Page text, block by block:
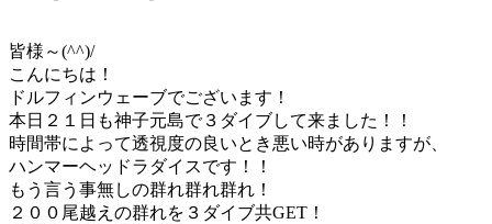
皆様～(^^)/
こんにちは！
ドルフィンウェーブでございます！
本日２１日も神子元島で３ダイブして来ました！！
時間帯によって透視度の良いとき悪い時がありますが、
ハンマーヘッドラダイスです！！
もう言う事無しの群れ群れ群れ！
２００尾越えの群れを３ダイブ共GET！